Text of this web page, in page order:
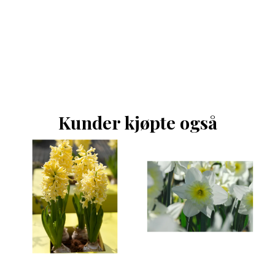
Kunder kjøpte også